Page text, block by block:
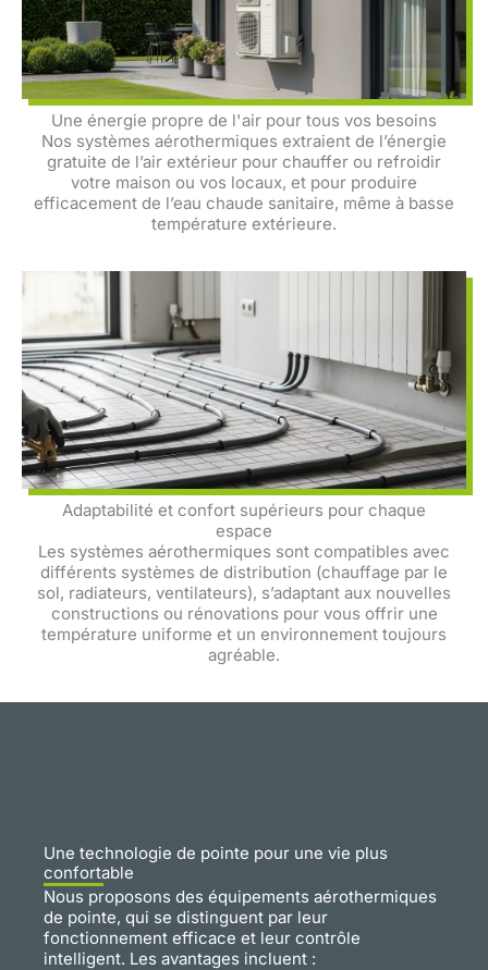
Une énergie propre de l'air pour tous vos besoins
Nos systèmes aérothermiques extraient de l’énergie
gratuite de l’air extérieur pour chauffer ou refroidir
votre maison ou vos locaux, et pour produire
efficacement de l’eau chaude sanitaire, même à basse
température extérieure.
Adaptabilité et confort supérieurs pour chaque
espace
Les systèmes aérothermiques sont compatibles avec
différents systèmes de distribution (chauffage par le
sol, radiateurs, ventilateurs), s’adaptant aux nouvelles
constructions ou rénovations pour vous offrir une
température uniforme et un environnement toujours
agréable.
Une technologie de pointe pour une vie plus
confortable
Nous proposons des équipements aérothermiques
de pointe, qui se distinguent par leur
fonctionnement efficace et leur contrôle
intelligent. Les avantages incluent :